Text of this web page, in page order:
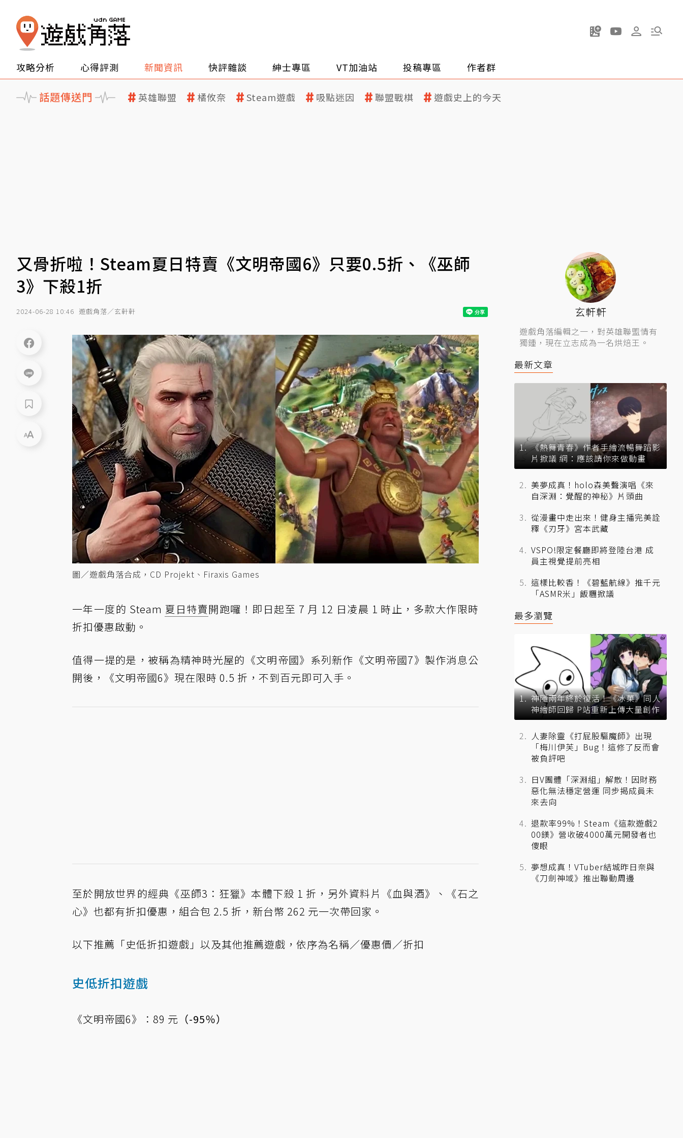
攻略分析 心得評測 新聞資訊 快評雜談 紳士專區 VT加油站 投稿專區 作者群
話題傳送門 英雄聯盟 橘攸奈 Steam遊戲 吸點迷因 聯盟戰棋 遊戲史上的今天
又骨折啦！Steam夏日特賣《文明帝國6》只要0.5折、《巫師
3》下殺1折
2024-06-28 10:46 遊戲角落／玄軒軒
圖／遊戲角落合成，CD Projekt、Firaxis Games
一年一度的 Steam 夏日特賣開跑囉！即日起至 7 月 12 日凌晨 1 時止，多款大作限時
折扣優惠啟動。
值得一提的是，被稱為精神時光屋的《文明帝國》系列新作《文明帝國7》製作消息公
開後，《文明帝國6》現在限時 0.5 折，不到百元即可入手。
至於開放世界的經典《巫師3：狂獵》本體下殺 1 折，另外資料片《血與酒》、《石之
心》也都有折扣優惠，組合包 2.5 折，新台幣 262 元一次帶回家。
以下推薦「史低折扣遊戲」以及其他推薦遊戲，依序為名稱／優惠價／折扣
史低折扣遊戲
《文明帝國6》：89 元 （-95％）
玄軒軒
遊戲角落編輯之一，對英雄聯盟情有
獨鍾，現在立志成為一名烘焙王。
最新文章
《熱舞青春》作者手繪流暢舞蹈影
片掀議 網：應該請你來做動畫
美夢成真！holo森美聲演唱《來
自深淵：覺醒的神秘》片頭曲
從漫畫中走出來！健身主播完美詮
釋《刃牙》宮本武藏
VSPO!限定餐廳即將登陸台港 成
員主視覺提前亮相
這樣比較香！《碧藍航線》推千元
「ASMR米」飯糰掀議
最多瀏覽
神隱兩年終於復活！《冰菓》同人
神繪師回歸 P站重新上傳大量創作
人妻除靈《打屁股驅魔師》出現
「梅川伊芙」Bug！這修了反而會
被負評吧
日V團體「深淵組」解散！因財務
惡化無法穩定營運 同步揭成員未
來去向
退款率99%！Steam《這款遊戲2
00鎂》營收破4000萬元開發者也
傻眼
夢想成真！VTuber結城昨日奈與
《刀劍神域》推出聯動周邊